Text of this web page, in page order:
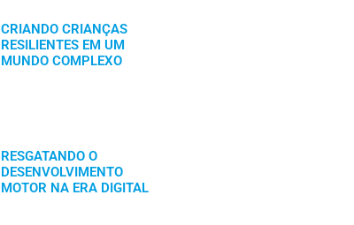
CRIANDO CRIANÇAS
RESILIENTES EM UM
MUNDO COMPLEXO
RESGATANDO O
DESENVOLVIMENTO
MOTOR NA ERA DIGITAL